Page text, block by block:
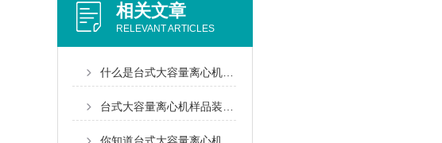
相关文章
RELEVANT ARTICLES